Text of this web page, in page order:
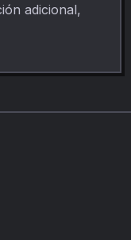
adicional,